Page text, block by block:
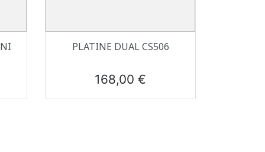
Aperçu rapide
PLATINE DUAL CS506
Prix
168,00 €